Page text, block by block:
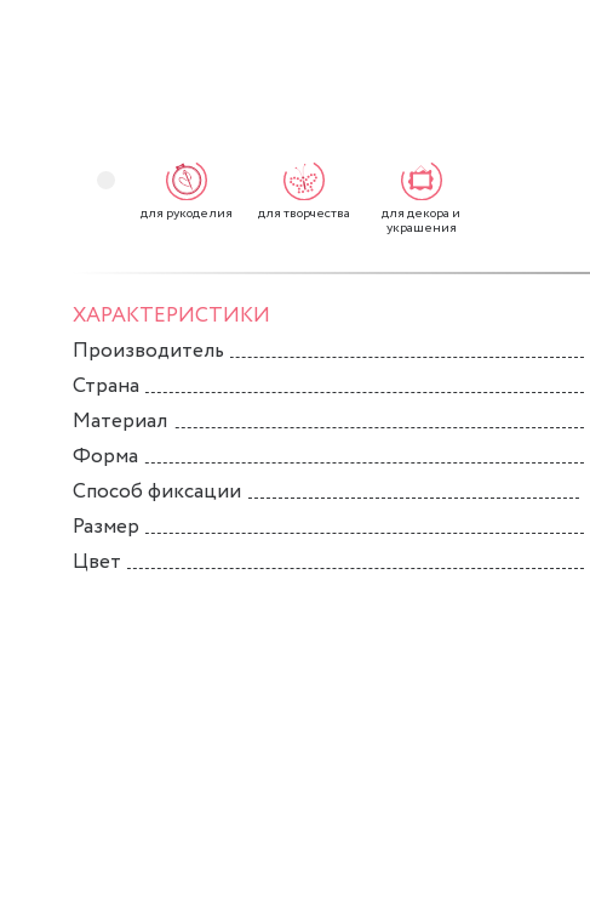
для рукоделия для творчества для декора и
украшения
ХАРАКТЕРИСТИКИ
Производитель
Страна
Материал
Форма
Способ фиксации
Размер
Цвет